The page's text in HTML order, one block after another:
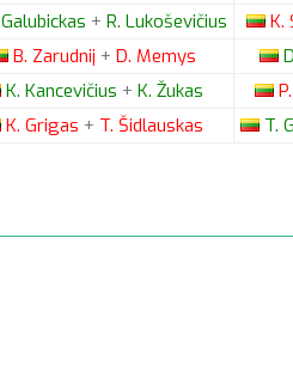
Galubickas + R. Lukoševičius K.
B. Zarudnij + D. Memys
K. Kancevičius + K. Žukas P.
K. Grigas + T. Šidlauskas T.